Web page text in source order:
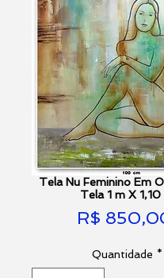
Tela Nu Feminino Em
Tela 1 m X 1,10
R$
Quantidade *